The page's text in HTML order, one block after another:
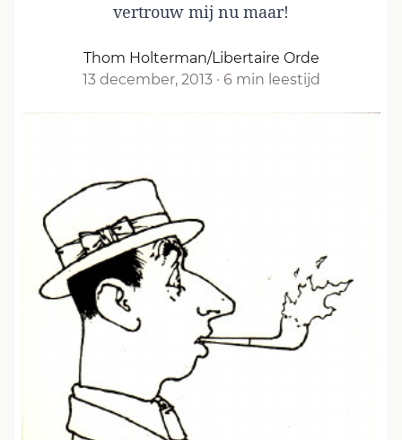
vertrouw mij nu maar!
Thom Holterman/Libertaire Orde
13 december, 2013 · 6 min leestijd